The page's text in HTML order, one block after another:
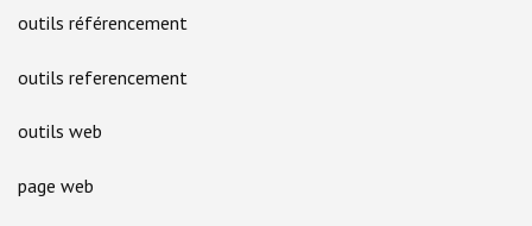
outils référencement
outils referencement
outils web
page web